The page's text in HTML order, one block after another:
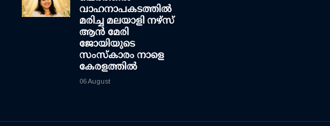
വാഹനാപകടത്തിൽ
മരിച്ച മലയാളി നഴ്സ്
ആൻ മേരി
ജോയിയുടെ
സംസ്കാരം നാളെ
കേരളത്തിൽ
06 August